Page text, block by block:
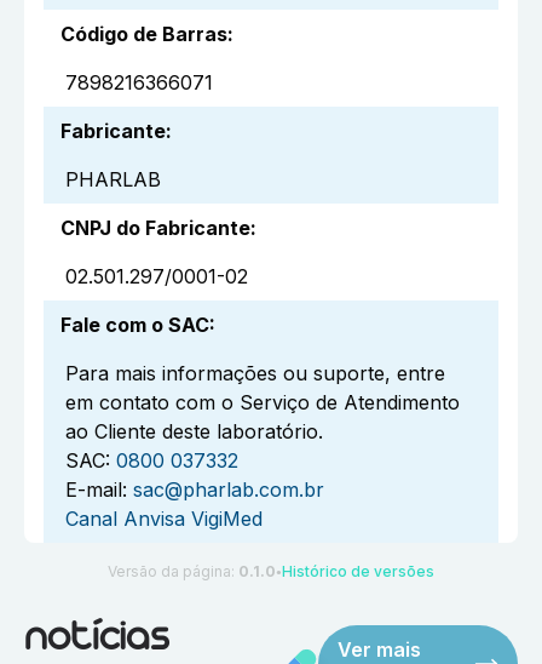
Código de Barras:
7898216366071
Fabricante:
PHARLAB
CNPJ do Fabricante:
02.501.297/0001-02
Fale com o SAC:
Para mais informações ou suporte, entre
em contato com o Serviço de Atendimento
ao Cliente deste laboratório.
SAC: 0800 037332
E-mail: sac@pharlab.com.br
Canal Anvisa VigiMed
Versão da página: 0.1.0 ●Histórico de versões
notícias
Ver mais